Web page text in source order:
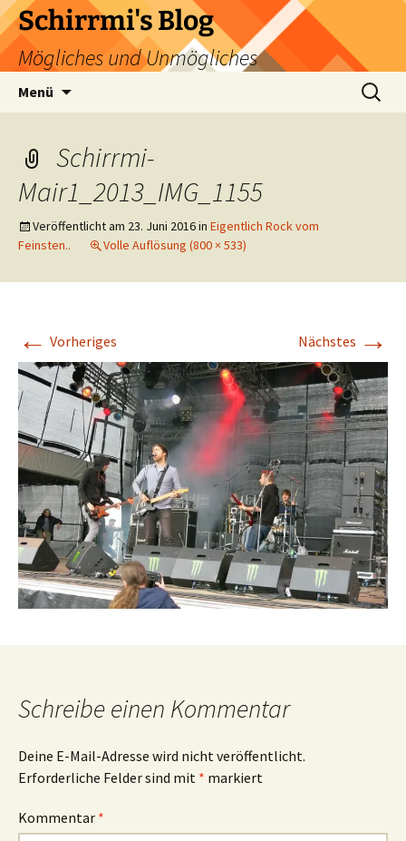
Zum
Inhalt
springen
Schirrmi's Blog
Mögliches und Unmögliches
Menü
Suchen
nach:
Schirrmi-
Mair1_2013_IMG_1155
Veröffentlicht am 23. Juni 2016in Eigentlich Rock vom
Feinsten..
Volle Auflösung (800 × 533)
← Vorheriges Nächstes →
Schreibe einen Kommentar
Deine E-Mail-Adresse wird nicht veröffentlicht.
Erforderliche Felder sind mit * markiert
Kommentar *